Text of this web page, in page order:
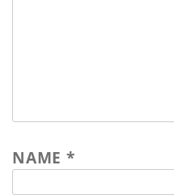
NAME *